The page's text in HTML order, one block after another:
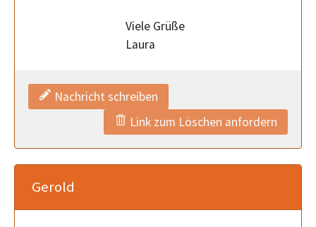
Viele Grüße
Laura
Nachricht schreiben
Link zum Löschen anfordern
Gerold